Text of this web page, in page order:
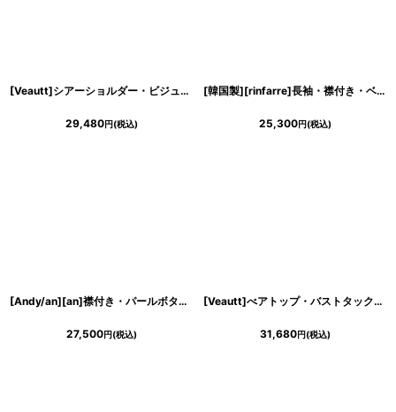
[Veautt]シアーショルダー・ビジュー・タイト・ミディアムドレス《送料＆代引き手数料無料》
29,480円(税込)
[韓国製][rinfarre]長袖・襟付き・ベルト付き・マキシドレス・ロング・ワンピース[奈月セナちゃん着用]代引き手数料・送料無料
25,300円(税込)
[Andy/an][an]襟付き・パールボタン・ポケット・ノースリーブ・Aライン・フレア・ワンピース・ミニドレス《送料＆代引き手数料無料》
27,500円(税込)
[Veautt]べアトップ・バストタック・ウエストマーク・プリーツ・フレア・ロングドレス《送料＆代引き手数料無料》
31,680円(税込)